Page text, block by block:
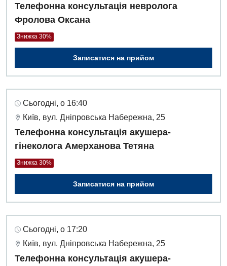
Телефонна консультація невролога
Фролова Оксана
Знижка 30%
Записатися на прийом
Сьогодні, о 16:40
Київ, вул. Дніпровська Набережна, 25
Телефонна консультація акушера-
гінеколога Амерханова Тетяна
Знижка 30%
Записатися на прийом
Сьогодні, о 17:20
Київ, вул. Дніпровська Набережна, 25
Телефонна консультація акушера-